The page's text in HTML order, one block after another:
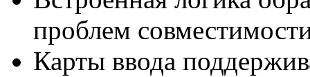
проблем
Карты ввода